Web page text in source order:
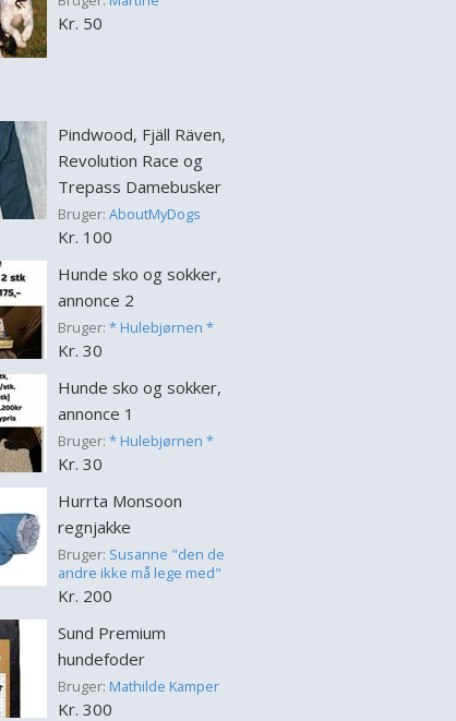
Kr. 50
Pindwood, Fjäll Räven,
Revolution Race og
Trepass Damebusker
Bruger: AboutMyDogs
Kr. 100
Hunde sko og sokker,
annonce 2
Bruger: * Hulebjørnen *
Kr. 30
Hunde sko og sokker,
annonce 1
Bruger: * Hulebjørnen *
Kr. 30
Hurrta Monsoon
regnjakke
Bruger: Susanne "den de
andre ikke må lege med"
Kr. 200
Sund Premium
hundefoder
Bruger: Mathilde Kamper
Kr. 300